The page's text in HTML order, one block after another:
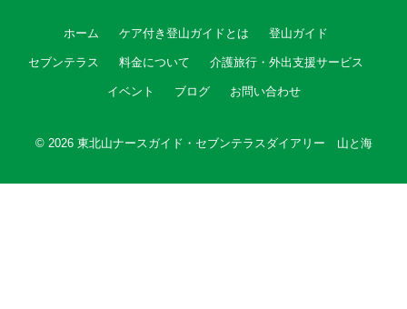
ホーム ケア付き登山ガイドとは 登山ガイド
セブンテラス 料金について 介護旅行・外出支援サービス
イベント ブログ お問い合わせ
© 2026 東北山ナースガイド・セブンテラスダイアリー 山と海